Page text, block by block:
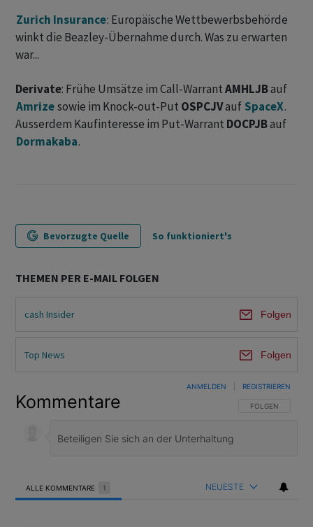
Zurich Insurance: Europäische Wettbewerbsbehörde
winkt die Beazley-Übernahme durch. Was zu erwarten
war...
Derivate: Frühe Umsätze im Call-WarrantAMHLJBauf
Amrizesowie im Knock-out-Put OSPCJVauf SpaceX.
Ausserdem Kaufinteresse im Put-Warrant DOCPJBauf
Dormakaba.
Bevorzugte Quelle So funktioniert's
THEMEN PER E-MAIL FOLGEN
cash Insider Folgen
Top News Folgen
Kommentare FOLGE DIESER
FOLGEN
ANMELDEN REGISTRIEREN
ALLE KOMMENTARE 1 NEUESTE